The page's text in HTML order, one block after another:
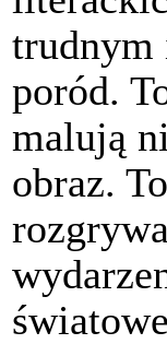
trudnym
poród.
malują
obraz.